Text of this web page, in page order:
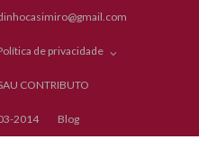
de privacidade
CONTRIBUTO
2014 Blog